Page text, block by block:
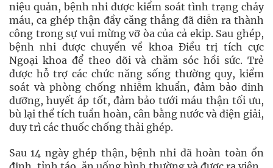
niệu quản, bệnh nhi được kiểm soát tình trạng chảy
máu, ca ghép thận đầy căng thẳng đã diễn ra thành
công trong sự vui mừng vỡ òa của cả ekip. Sau ghép,
bệnh nhi được chuyển về khoa Điều trị tích cực
Ngoại khoa để theo dõi và chăm sóc hồi sức. Trẻ
được hỗ trợ các chức năng sống thường quy, kiểm
soát và phòng chống nhiễm khuẩn, đảm bảo dinh
dưỡng, huyết áp tốt, đảm bảo tưới máu thận tối ưu,
bù lại thể tích tuần hoàn, cân bằng nước và điện giải,
duy trì các thuốc chống thải ghép.
Sau 14 ngày ghép thận, bệnh nhi đã hoàn toàn ổn